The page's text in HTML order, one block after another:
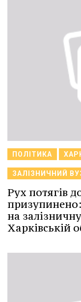
ПОЛІТИКА
ЗАЛІЗНИЧНИЙ
Рух потягів
призупинено:
на
Харківській